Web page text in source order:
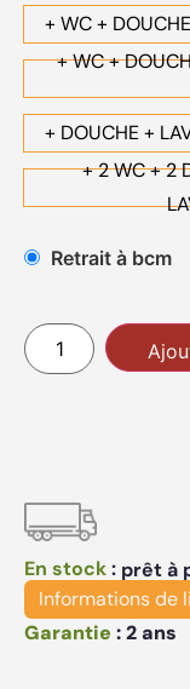
+ WC +
+ WC +
+ DOUCHE +
+ 2 WC + 2
Retrait à bcm
En stock: prêt à
Informations de
Garantie :2 ans